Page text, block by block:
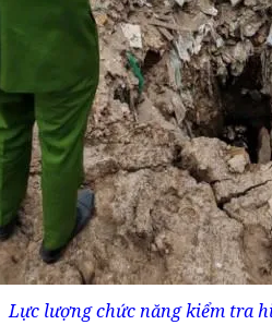
Lực lượng chức năng kiểm tra